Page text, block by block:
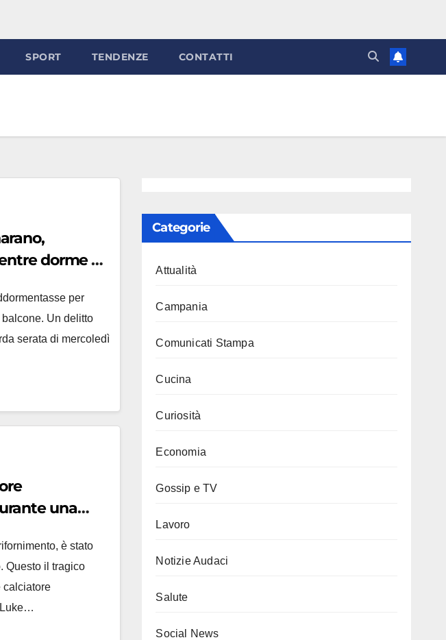
SPORT TENDENZE CONTATTI
dorme e
per
Un delitto
serata di mercoledì
una
è stato
Questo il tragico
calciatore
Categorie
Attualità
Campania
Comunicati Stampa
Cucina
Curiosità
Economia
Gossip e TV
Lavoro
Notizie Audaci
Salute
Social News